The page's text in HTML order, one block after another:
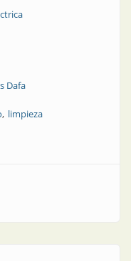
Dafa
limpieza
eléctricos